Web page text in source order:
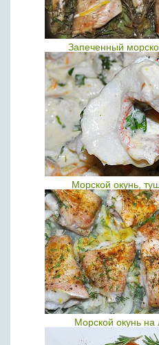
Запеченный
Морской окунь,
Морской окунь на